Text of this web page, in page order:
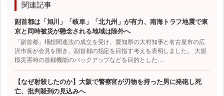
関連記事
副首都は「旭川」「岐阜」「北九州」が有力、南海トラフ地震で東
京と同時被災が懸念される地域は除外へ
「副首都」構想関連法の成立を受け、愛知県の大村知事と名古屋市の広
沢市長が会見を開き、副首都の指定を目指す考えを表明しました。 大規
模災害時の首都機能のバックアップなどを目的とした…
【なぜ射殺したのか】大阪で警察官が刃物を持った男に発砲し死
亡、批判殺到の見込みへ